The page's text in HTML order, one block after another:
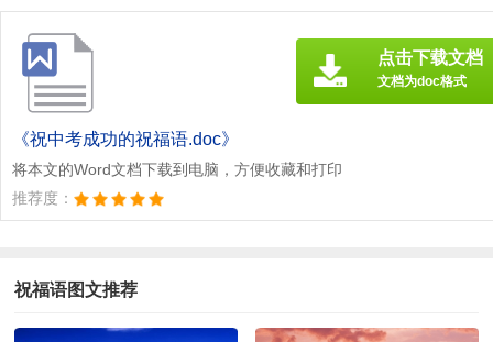
《祝中考成功的祝福语.doc》
将本文的Word文档下载到电脑，方便收藏和打印
推荐度：
点击下载文档
文档为doc格式
祝福语图文推荐